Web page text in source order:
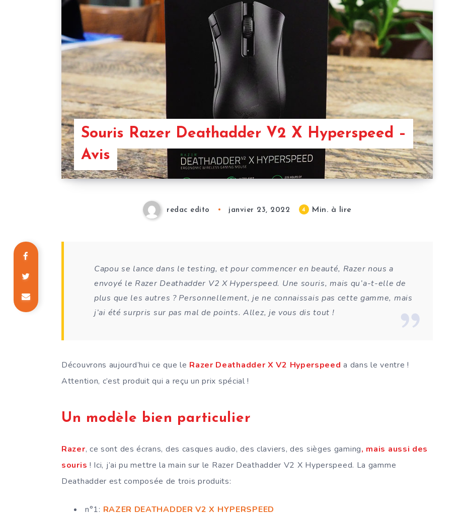
Souris Razer Deathadder V2 X Hyperspeed –
Avis
redac edito janvier 23, 2022 4 Min. à lire
Capou se lance dans le testing, et pour commencer en beauté, Razer nous a
envoyé le Razer Deathadder V2 X Hyperspeed. Une souris, mais qu’a-t-elle de
plus que les autres ? Personnellement, je ne connaissais pas cette gamme, mais
j’ai été surpris sur pas mal de points. Allez, je vous dis tout !
Découvrons aujourd’hui ce que le Razer Deathadder X V2 Hyperspeed a dans le ventre !
Attention, c’est produit qui a reçu un prix spécial !
Un modèle bien particulier
Razer, ce sont des écrans, des casques audio, des claviers, des sièges gaming, mais aussi des
souris ! Ici, j’ai pu mettre la main sur le Razer Deathadder V2 X Hyperspeed. La gamme
Deathadder est composée de trois produits:
n°1: RAZER DEATHADDER V2 X HYPERSPEED